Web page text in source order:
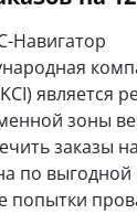
Навигатор
является
зоны
заказы
по выгодной
попытки